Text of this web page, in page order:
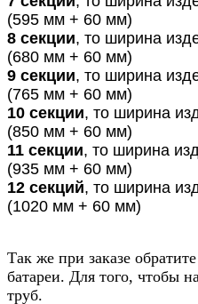
(595 мм + 60 мм)
8 секции, то ширина
(680 мм + 60 мм)
9 секции, то ширина
(765 мм + 60 мм)
10 секции, то ширина
(850 мм + 60 мм)
11 секции, то ширина
(935 мм + 60 мм)
12 секций, то ширина
(1020 мм + 60 мм)
Так же при заказе
батареи. Для того, чтобы
труб.